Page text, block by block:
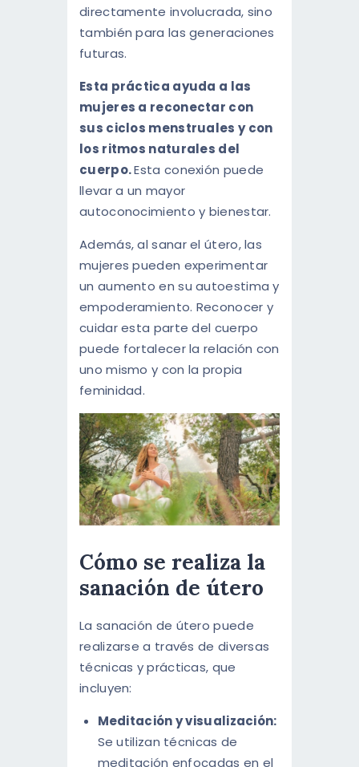
directamente involucrada, sino
también para las generaciones
futuras.
Esta práctica ayuda a las
mujeres a reconectar con
sus ciclos menstruales y con
los ritmos naturales del
cuerpo.Esta conexión puede
llevar a un mayor
autoconocimiento y bienestar.
Además, al sanar el útero, las
mujeres pueden experimentar
un aumento en su autoestima y
empoderamiento. Reconocer y
cuidar esta parte del cuerpo
puede fortalecer la relación con
uno mismo y con la propia
feminidad.
Cómo se realiza la
sanación de útero
La sanación de útero puede
realizarse a través de diversas
técnicas y prácticas, que
incluyen:
Meditación y visualización:
Se utilizan técnicas de
meditación enfocadas en el